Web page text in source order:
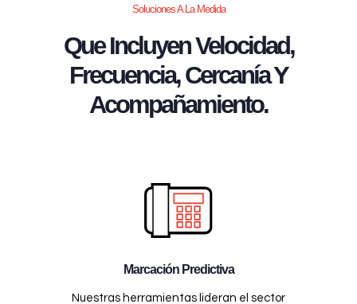
Soluciones A La Medida
Que Incluyen Velocidad,
Frecuencia, Cercanía Y
Acompañamiento.
Marcación Predictiva
Nuestras herramientas lideran el sector